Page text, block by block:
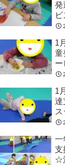
発
1
童
1
達
一
支
☆